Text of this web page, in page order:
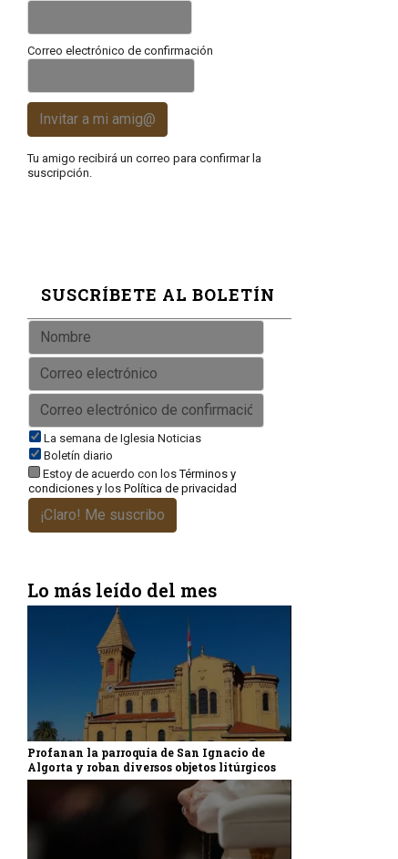
Correo electrónico de confirmación
Invitar a mi amig@
Tu amigo recibirá un correo para confirmar la
suscripción.
SUSCRÍBETE AL BOLETÍN
La semana de Iglesia Noticias
Boletín diario
Estoy de acuerdo con losTérminos y
condiciones y los Política de privacidad
¡Claro! Me suscribo
Lo más leído del mes
Profanan la parroquia de San Ignacio de
Algorta y roban diversos objetos litúrgicos